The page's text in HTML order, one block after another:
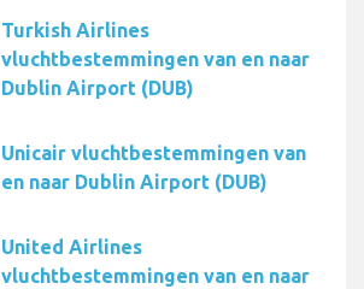
Turkish Airlines
vluchtbestemmingen van en naar
Dublin Airport (DUB)
Unicair vluchtbestemmingen van
en naar Dublin Airport (DUB)
United Airlines
vluchtbestemmingen van en naar